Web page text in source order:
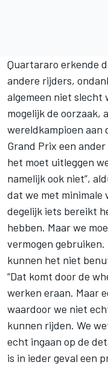
Quartararo erkende
andere rijders,
algemeen niet slecht
mogelijk de oorzaak,
wereldkampioen aan
Grand Prix een
het moet uitleggen
namelijk ook niet”,
dat we met minimale
degelijk iets bereikt
hebben. Maar we
vermogen gebruiken.
kunnen het niet
“Dat komt door de
werken eraan. Maar
waardoor we niet
kunnen rijden. We
echt ingaan op de
is in ieder geval een